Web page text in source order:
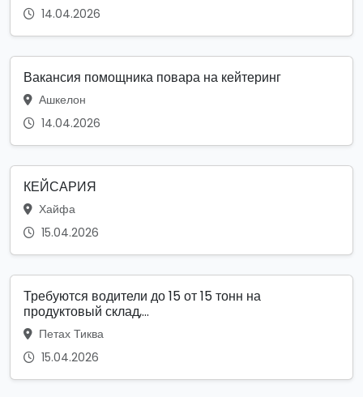
14.04.2026
Вакансия помощника повара на кейтеринг
Ашкелон
14.04.2026
КЕЙСАРИЯ
Хайфа
15.04.2026
Требуются водители до 15 от 15 тонн на
продуктовый склад,...
Петах Тиква
15.04.2026